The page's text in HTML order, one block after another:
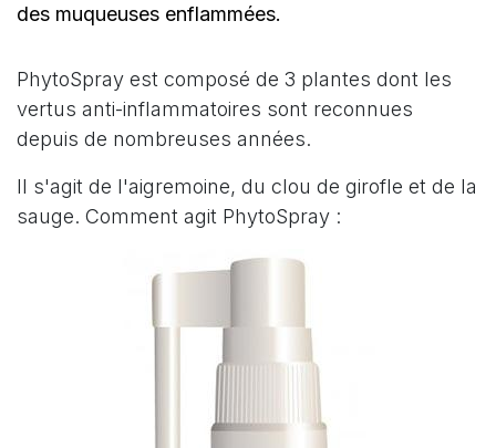
des muqueuses enflammées.
PhytoSpray est composé de 3 plantes dont les
vertus anti-inflammatoires sont reconnues
depuis de nombreuses années.
Il s'agit de l'aigremoine, du clou de girofle et de la
sauge. Comment agit PhytoSpray :